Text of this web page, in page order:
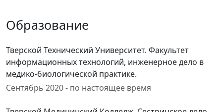
Образование
Тверской Технический Университет. Факультет
информационных технологий, инженерное дело в
медико-биологической практике.
Сентябрь 2020 - по настоящее время